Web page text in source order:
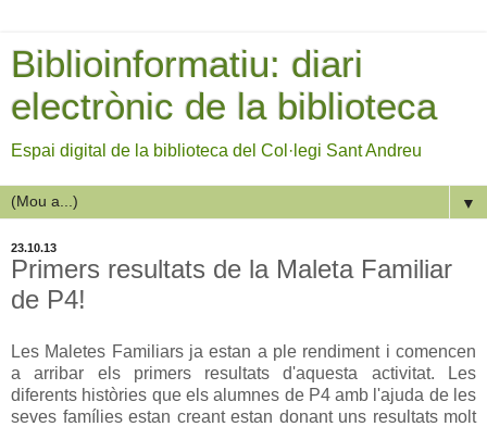
Biblioinformatiu: diari
electrònic de la biblioteca
Espai digital de la biblioteca del Col·legi Sant Andreu
▼
23.10.13
Primers resultats de la Maleta Familiar
de P4!
Les Maletes Familiars ja estan a ple rendiment i comencen
a arribar els primers resultats d'aquesta activitat. Les
diferents històries que els alumnes de P4 amb l'ajuda de les
seves famílies estan creant estan donant uns resultats molt